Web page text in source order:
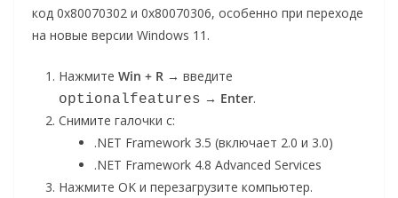
код 0x80070302 и 0x80070306, особенно при переходе
на новые версии Windows 11.
Нажмите Win + R → введите
optionalfeatures → Enter.
Снимите галочки с:
.NET Framework 3.5 (включает 2.0 и 3.0)
.NET Framework 4.8 Advanced Services
Нажмите OK и перезагрузите компьютер.